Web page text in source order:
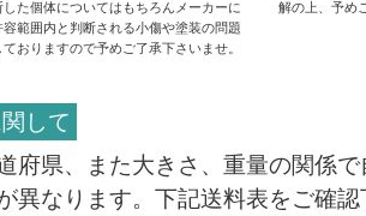
た個体についてはもちろんメーカーに
範囲内と判断される小傷や塗装の問題
おりますので予めご了承下さいませ。
解の上、予め
して
府県、また大きさ、重量の関係
異なります。下記送料表をご確